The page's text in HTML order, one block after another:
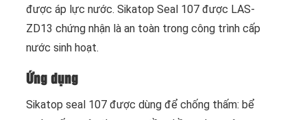
được áp lực nước. Sikatop Seal 107 được LAS-
ZD13 chứng nhận là an toàn trong công trình cấp
nước sinh hoạt.
Ứng dụng
Sikatop seal 107 được dùng để chống thấm: bể